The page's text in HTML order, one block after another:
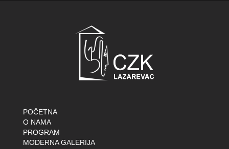
POČETNA
O NAMA
PROGRAM
MODERNA GALERIJA